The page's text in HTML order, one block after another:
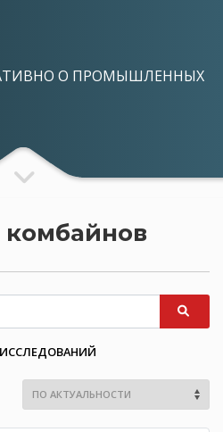
О ПРОМЫШЛЕННЫХ
ИССЛЕДОВАНИЙ